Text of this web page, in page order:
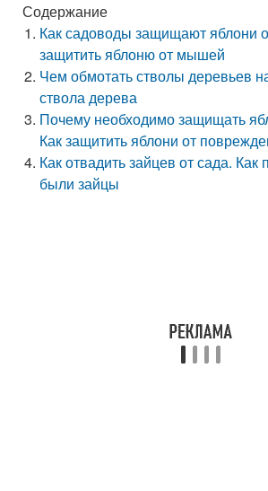
Содержание
Как садоводы защищают яблони
защитить яблоню от мышей
Чем обмотать стволы деревьев
ствола дерева
Почему необходимо защищать
Как защитить яблони от
Как отвадить зайцев от сада. Как
были зайцы